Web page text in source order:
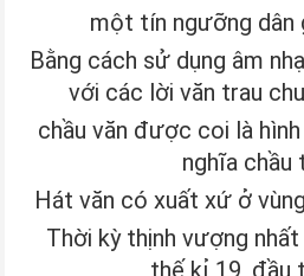
một tín ngưỡng dân
Bằng cách sử dụng âm
với các lời văn trau
chầu văn được coi là
nghĩa chầu
Hát văn có xuất xứ ở
Thời kỳ thịnh vượng
thế kỉ 19, đầu